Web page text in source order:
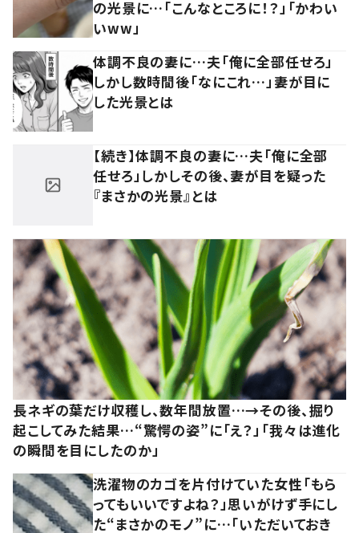
の光景に…「こんなところに！？」「かわい
いww」
体調不良の妻に…夫「俺に全部任せろ」
しかし数時間後「なにこれ…」妻が目に
した光景とは
【続き】体調不良の妻に…夫「俺に全部
任せろ」しかしその後、妻が目を疑った
『まさかの光景』とは
長ネギの葉だけ収穫し、数年間放置…→その後、掘り
起こしてみた結果…“驚愕の姿”に「え？」「我々は進化
の瞬間を目にしたのか」
洗濯物のカゴを片付けていた女性「もら
ってもいいですよね？」思いがけず手にし
た“まさかのモノ”に…「いただいておき